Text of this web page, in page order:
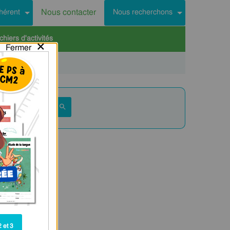
Nous contacter Nous recherchons
d'activités
Fermer×
et 3